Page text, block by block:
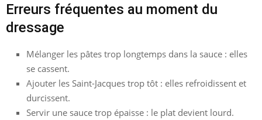
Erreurs fréquentes au moment du
dressage
Mélanger les pâtes trop longtemps dans la sauce : elles
se cassent.
Ajouter les Saint-Jacques trop tôt : elles refroidissent et
durcissent.
Servir une sauce trop épaisse : le plat devient lourd.